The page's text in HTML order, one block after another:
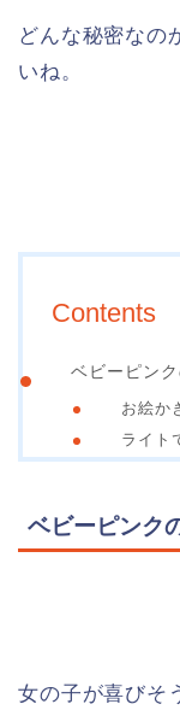
どんな秘密なの
いね。
Contents
ベビーピン
お絵か
ライト
ベビーピンク
女の子が喜びそ